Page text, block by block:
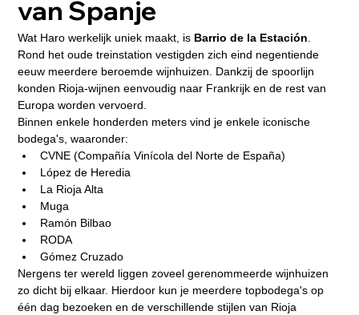
van Spanje
Wat Haro werkelijk uniek maakt, is Barrio de la Estación
Rond het oude treinstation vestigden zich eind negentiende
eeuw meerdere beroemde wijnhuizen. Dankzij de spoorlijn
konden Rioja-wijnen eenvoudig naar Frankrijk en de rest van
Europa worden vervoerd.
Binnen enkele honderden meters vind je enkele iconische
bodega's, waaronder:
CVNE (Compañía Vinícola del Norte de España)
López de Heredia
La Rioja Alta
Muga
Ramón Bilbao
RODA
Gómez Cruzado
Nergens ter wereld liggen zoveel gerenommeerde wijnhuizen
zo dicht bij elkaar. Hierdoor kun je meerdere topbodega's op
één dag bezoeken en de verschillende stijlen van Rioja